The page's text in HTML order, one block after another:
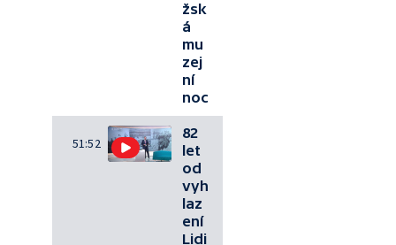
žsk
á
mu
zej
ní
noc
51:52
82
let
od
vyh
laz
ení
Lidi